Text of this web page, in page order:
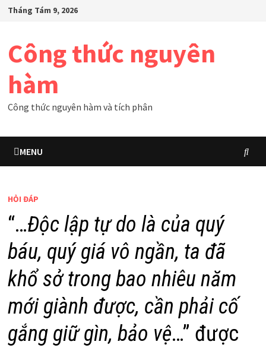
SkipTháng Tám 9, 2026
Công thức nguyên
hàm
Công thức nguyên hàm và tích phân
MENU
HỎI ĐÁP
“…Độc lập tự do là của quý
báu, quý giá vô ngần, ta đã
khổ sở trong bao nhiêu năm
mới giành được, cần phải cố
gắng giữ gìn, bảo vệ…” được